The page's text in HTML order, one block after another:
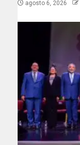
agosto 6, 2026